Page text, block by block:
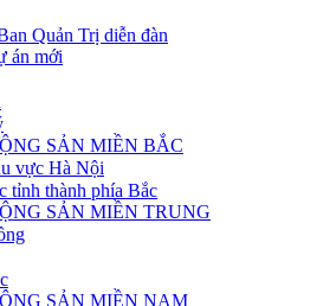
Quản Trị diễn đàn
án mới
SẢN MIỀN BẮC
vực Hà Nội
tỉnh thành phía Bắc
SẢN MIỀN TRUNG
SẢN MIỀN NAM